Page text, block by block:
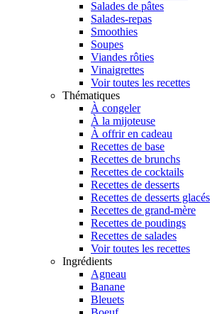
Salades de pâtes
Salades-repas
Smoothies
Soupes
Viandes rôties
Vinaigrettes
Voir toutes les recettes
Thématiques
À congeler
À la mijoteuse
À offrir en cadeau
Recettes de base
Recettes de brunchs
Recettes de cocktails
Recettes de desserts
Recettes de desserts glacés
Recettes de grand-mère
Recettes de poudings
Recettes de salades
Voir toutes les recettes
Ingrédients
Agneau
Banane
Bleuets